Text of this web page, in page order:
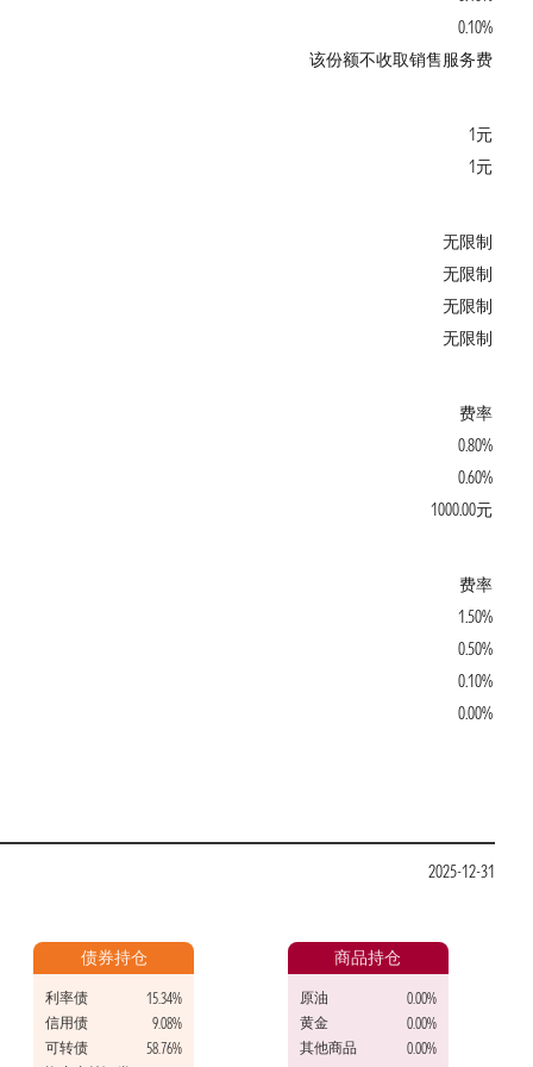
0.10%
该份额不收取销售服务费
1元
1元
无限制
无限制
无限制
无限制
费率
0.80%
0.60%
1000.00元
费率
1.50%
0.50%
0.10%
0.00%
2025-12-31
债券持仓
利率债
15.34%
信用债
9.08%
可转债
58.76%
商品持仓
原油
0.00%
黄金
0.00%
其他商品
0.00%